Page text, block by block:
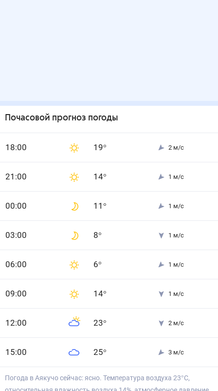
Почасовой прогноз погоды
18:00 19° 2 м/с
21 :00 14° 1 м/с
00:00 11 ° 1 м/с
03:00 8° 1 м/с
06:00 6° 1 м/с
09:00 14° 1 м/с
12:00 23° 2 м/с
15:00 25° 3 м/с
Погода в Аякучо сейчас: ясно. Температура воздуха 23°С,